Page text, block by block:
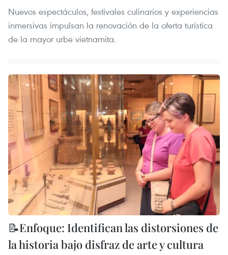
Nuevos espectáculos, festivales culinarios y experiencias
inmersivas impulsan la renovación de la oferta turística
de la mayor urbe vietnamita.
📝Enfoque: Identifican las distorsiones de
la historia bajo disfraz de arte y cultura